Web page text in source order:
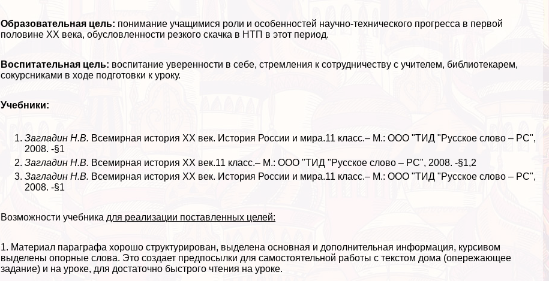
Образовательная цель: понимание учащимися роли и особенностей научно-технического прогресса в первой
половине ХХ века, обусловленности резкого скачка в НТП в этот период.
Воспитательная цель: воспитание уверенности в себе, стремления к сотрудничеству с учителем, библиотекарем,
сокурсниками в ходе подготовки к уроку.
Учебники:
Загладин Н.В. Всемирная история XX век. История России и мира.11 класс.– М.: ООО "ТИД "Русское слово – РС",
2008. -§1
Загладин Н.В. Всемирная история XX век.11 класс.– М.: ООО "ТИД "Русское слово – РС", 2008. -§1,2
Загладин Н.В. Всемирная история XX век. История России и мира.11 класс.– М.: ООО "ТИД "Русское слово – РС",
2008. -§1
Возможности учебника для реализации поставленных целей:
1. Материал параграфа хорошо структурирован, выделена основная и дополнительная информация, курсивом
выделены опopные слова. Это создает предпосылки для самостоятельной работы с текстом дома (опережающее
задание) и на уроке, для достаточно быстрого чтения на уроке.